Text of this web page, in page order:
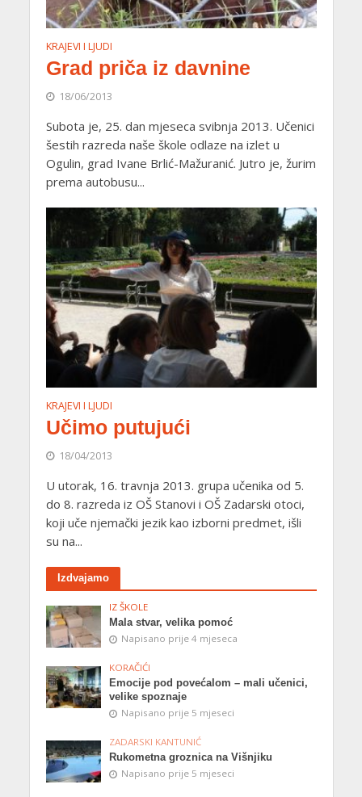
KRAJEVI I LJUDI
Grad priča iz davnine
18/06/2013
Subota je, 25. dan mjeseca svibnja 2013. Učenici
šestih razreda naše škole odlaze na izlet u
Ogulin, grad Ivane Brlić-Mažuranić. Jutro je, žurim
prema autobusu...
KRAJEVI I LJUDI
Učimo putujući
18/04/2013
U utorak, 16. travnja 2013. grupa učenika od 5.
do 8. razreda iz OŠ Stanovi i OŠ Zadarski otoci,
koji uče njemački jezik kao izborni predmet, išli
su na...
Izdvajamo
IZ ŠKOLE
Mala stvar, velika pomoć
Napisano prije 4 mjeseca
KORAČIĆI
Emocije pod povećalom – mali učenici,
velike spoznaje
Napisano prije 5 mjeseci
ZADARSKI KANTUNIĆ
Rukometna groznica na Višnjiku
Napisano prije 5 mjeseci